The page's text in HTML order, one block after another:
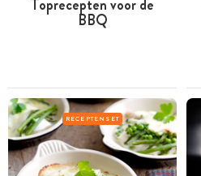
Toprecepten voor de
BBQ
RECEPTENSET